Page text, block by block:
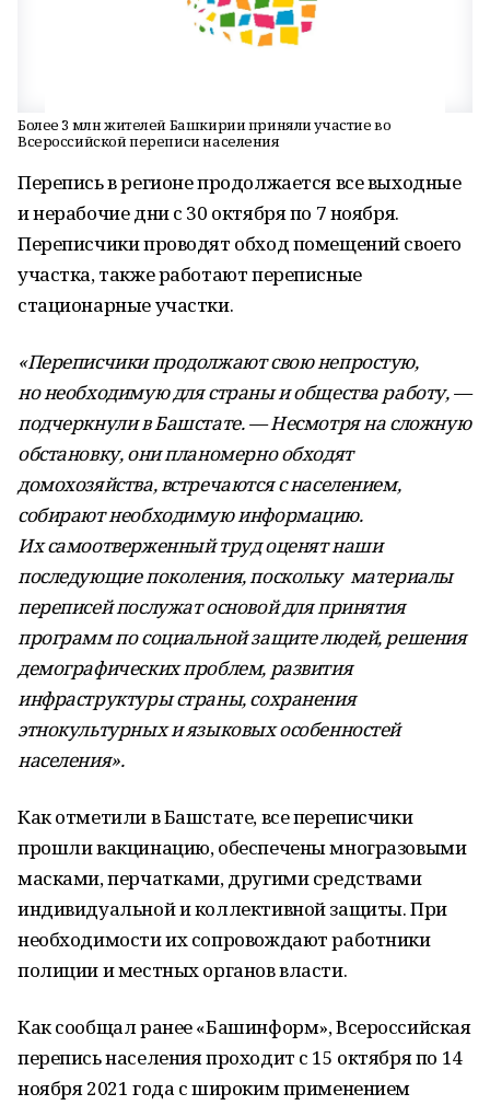
Более 3 млн жителей Башкирии приняли участие во
Всероссийской переписи населения
Перепись в регионе продолжается все выходные
и нерабочие дни с 30 октября по 7 ноября.
Переписчики проводят обход помещений своего
участка, также работают переписные
стационарные участки.
«Переписчики продолжают свою непростую,
но необходимую для страны и общества работу, —
подчеркнули в Башстате. — Несмотря на сложную
обстановку, они планомерно обходят
домохозяйства, встречаются с населением,
собирают необходимую информацию.
Их самоотверженный труд оценят наши
последующие поколения, поскольку материалы
переписей послужат основой для принятия
программ по социальной защите людей, решения
демографических проблем, развития
инфраструктуры страны, сохранения
этнокультурных и языковых особенностей
населения».
Как отметили в Башстате, все переписчики
прошли вакцинацию, обеспечены многразовыми
масками, перчатками, другими средствами
индивидуальной и коллективной защиты. При
необходимости их сопровождают работники
полиции и местных органов власти.
Как сообщал ранее «Башинформ», Всероссийская
перепись населения проходит с 15 октября по 14
ноября 2021 года с широким применением